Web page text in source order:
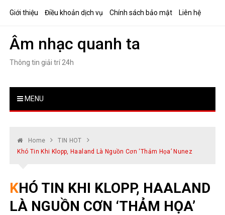
Giới thiệu Điều khoản dịch vụ Chính sách bảo mật Liên hệ
Âm nhạc quanh ta
Thông tin giải trí 24h
MENU
Home
TIN HOT
Khó Tin Khi Klopp, Haaland Là Nguồn Cơn ‘thảm Họa’ Nunez
KHÓ TIN KHI KLOPP, HAALAND
LÀ NGUỒN CƠN ‘THẢM HỌA’